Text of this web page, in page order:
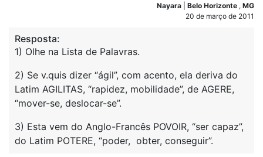
Nayara Belo Horizonte , MG
20 de março de 2011
Resposta:
1) Olhe na Lista de Palavras.
2) Se v.quis dizer “ágil”, com acento, ela deriva do
Latim AGILITAS, “rapidez, mobilidade”, de AGERE,
“mover-se, deslocar-se”.
3) Esta vem do Anglo-Francês POVOIR, “ser capaz”,
do Latim POTERE, “poder, obter, conseguir”.